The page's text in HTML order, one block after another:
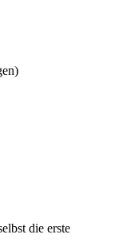
die erste